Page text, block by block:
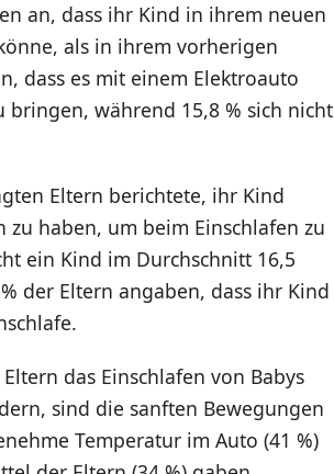
an, dass ihr Kind in ihrem neuen
als in ihrem vorherigen
dass es mit einem Elektroauto
bringen, während 15,8 % sich nicht
Eltern berichtete, ihr Kind
haben, um beim Einschlafen zu
ein Kind im Durchschnitt 16,5
der Eltern angaben, dass ihr Kind
das Einschlafen von Babys
sind die sanften Bewegungen
Temperatur im Auto (41 %)